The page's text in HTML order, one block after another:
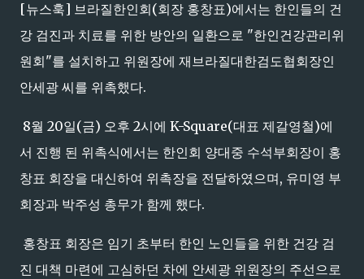
[뉴스훅] 브라질한인회(회장 홍창표)에서는 한인들의 건
강 검진과 치료를 위한 방안의 일환으로 "한인건강관리위
원회"를 설치하고 위원장에 재브라질대한검도협회장인
안세광 씨를 위촉했다.
8월 20일(금) 오후 2시에 K-Square(대표 제갈영철)에
서 진행 된 위촉식에서는 한인회 양대중 수석부회장이 홍
창표 회장을 대신하여 위촉장을 전달하였으며, 유미영 부
회장과 박주성 총무가 함께 했다.
홍창표 회장은 임기 초부터 한인 노인들을 위한 건강 검
진 대책 마련에 고심하던 차에 안세광 위원장의 주선으로